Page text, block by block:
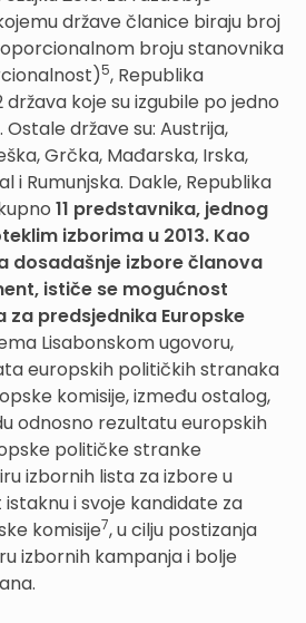
države članice biraju broj
broju stanovnika
5, Republika
država koje su izgubile po jedno
države su: Austrija,
Grčka, Mađarska, Irska,
i Rumunjska. Dakle, Republika
11 predstavnika, jednog
izborima u 2013. Kao
dosadašnje izbore članova
ističe se mogućnost
predsjednika Europske
Lisabonskom ugovoru,
europskih političkih stranaka
komisije, između ostalog,
odnosno rezultatu europskih
političke stranke
izbornih lista za izbore u
i svoje kandidate za
komisije7, u cilju postizanja
izbornih kampanja i bolje